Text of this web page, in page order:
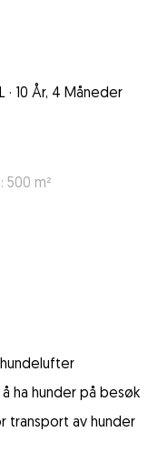
· 10 År, 4 Måneder
m²
ha hunder på besøk
transport av hunder